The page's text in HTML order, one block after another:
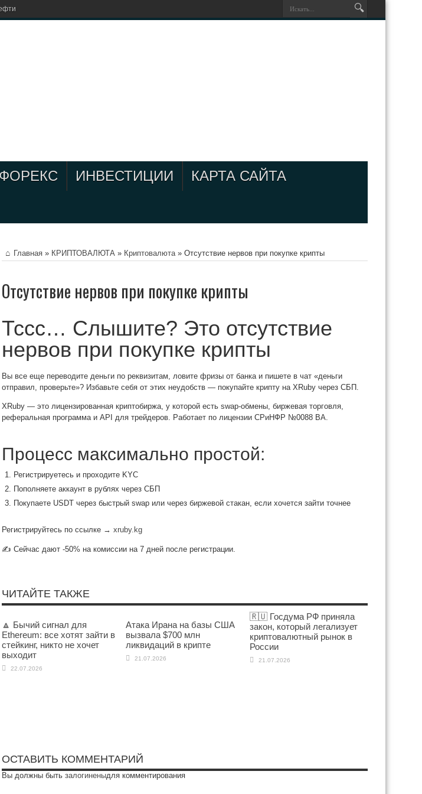
ФОРЕКС ИНВЕСТИЦИИ
КАРТА САЙТА
Главная » КРИПТОВАЛЮТА » Криптовалюта» Отсутствие нервов при покупке крипты
Отсутствие нервов при покупке крипты
Тссс… Слышите? Это отсутствие
нервов при покупке крипты
Вы все еще переводите деньги по реквизитам, ловите фризы от банка и пишете в чат «деньги
отправил, проверьте»? Избавьте себя от этих неудобств — покупайте крипту на XRuby через СБП.
XRuby — это лицензированная криптобиржа, у которой есть swap-обмены, биржевая торговля,
реферальная программа и API для трейдеров. Работает по лицензии СРиНФР №0088 ВА.
Процесс максимально простой:
Регистрируетесь и проходите KYC
Пополняете аккаунт в рублях через СБП
Покупаете USDT через быстрый swap или через биржевой стакан, если хочется зайти точнее
Регистрируйтесь по ссылке → xruby.kg
✍️ Сейчас дают -50% на комиссии на 7 дней после регистрации.
ЧИТАЙТЕ ТАКЖЕ
🔼 Бычий сигнал для
Ethereum: все хотят зайти в
стейкинг, никто не хочет
выходит
22.07.2026
Атака Ирана на базы США
вызвала $700 млн
ликвидаций в крипте
21.07.2026
🇷🇺 Госдума РФ приняла
закон, который легализует
криптовалютный рынок в
России
21.07.2026
ОСТАВИТЬ КОММЕНТАРИЙ
Вы должны быть залогиненыдля комментирования